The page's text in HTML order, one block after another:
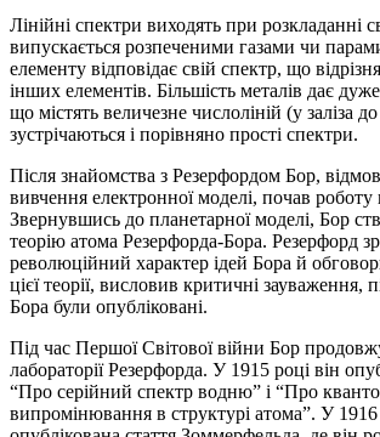
Лінійні спектри виходять при розкладанні
випускається розпеченими газами чи
елементу відповідає свій спектр, що
інших елементів. Більшість металів дає
що містять величезне числоліній (у заліза
зустрічаються і порівняно прості спектри.
Після знайомства з Резерфордом Бор,
вивчення електронної моделі, почав роботу
Звернувшись до планетарної моделі, Бор
теорію атома Резерфорда-Бора. Резерфорд
революційний характер ідей Бора й
цієї теорії, висловив критичні зауваження,
Бора були опубліковані.
Під час Першої Світової війни Бор
лабораторії Резерфорда. У 1915 році він
“Про серійний спектр водню” і “Про
випромінювання в структурі атома”. У 1916